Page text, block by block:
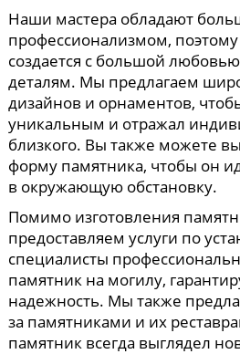
Наши мастера обладают
профессионализмом,
создается с большой
деталям. Мы предлагаем
дизайнов и орнаментов,
уникальным и отражал
близкого. Вы также можете
форму памятника, чтобы он
в окружающую обстановку.
Помимо изготовления
предоставляем услуги по
специалисты
памятник на могилу,
надежность. Мы также
за памятниками и их
памятник всегда выглядел